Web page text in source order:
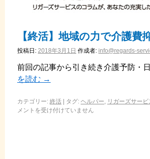
【終活】地域の力で介護費
投稿日: 2018年3月1日 作成者: info@regards-
前回の記事から引き続き介護予防・
を読む →
カテゴリー: 終活 タグ: ヘルパー, リガーズサービ
メントを受け付けていません